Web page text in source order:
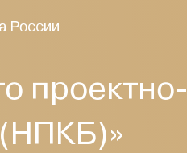
России
проектно-
(НПКБ)»